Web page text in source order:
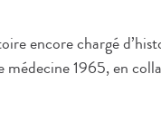
encore chargé
1965, en